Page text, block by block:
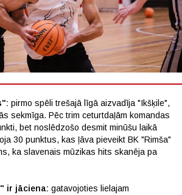
pirmo spēli trešajā līgā aizvadīja "Ikšķile",
sekmīga. Pēc trim ceturtdaļām komandas
bet noslēdzošo desmit minūšu laikā
30 punktus, kas ļāva pieveikt BK "Rimša"
ka slavenais mūzikas hits skanēja pa
ir jāciena: gatavojoties lielajam